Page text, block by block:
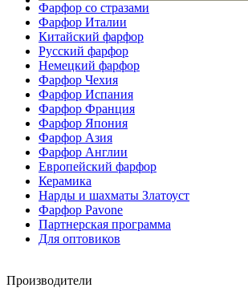
Фарфор со стразами
Фарфор Италии
Китайский фарфор
Русский фарфор
Немецкий фарфор
Фарфор Чехия
Фарфор Испания
Фарфор Франция
Фарфор Япония
Фарфор Азия
Фарфор Англии
Европейский фарфор
Керамика
Нарды и шахматы Златоуст
Фарфор Pavone
Партнерская программа
Для оптовиков
Производители